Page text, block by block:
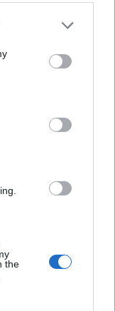
or more Google
You may click to
party tags to
in below Google
the
Marco e